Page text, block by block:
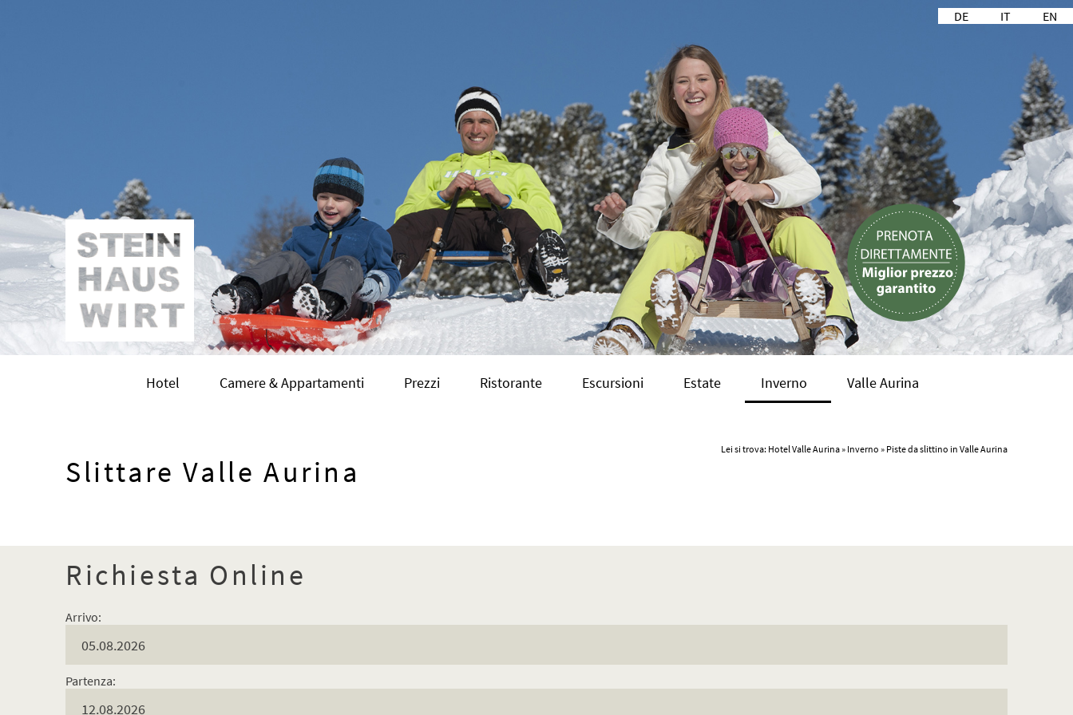
DE IT EN
Hotel Camere & Appartamenti Prezzi Ristorante Escursioni Estate Inverno Valle Aurina
Lei si trova: Hotel Valle Aurina» Inverno » Piste da slittino in Valle Aurina
Slittare Valle Aurina
Richiesta Online
Arrivo:
Partenza: